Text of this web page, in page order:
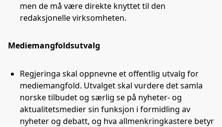
men de må være direkte knyttet til den
redaksjonelle virksomheten.
Mediemangfoldsutvalg
Regjeringa skal oppnevne et offentlig utvalg for
mediemangfold. Utvalget skal vurdere det samla
norske tilbudet og særlig se på nyheter- og
aktualitetsmedier sin funksjon i formidling av
nyheter og debatt, og hva allmenkringkastere betyr